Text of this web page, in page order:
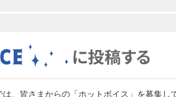
、皆さまからの「ホットボイス」を募集